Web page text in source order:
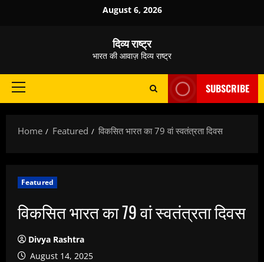
August 6, 2026
दिव्य राष्ट्र
भारत की आवाज़ दिव्य राष्ट्र
Primary
SUBSCRIBE
Home Featured विकसित भारत का 79 वां स्वतंत्रता दिवस
Featured
विकसित भारत का 79 वां स्वतंत्रता दिवस
Divya Rashtra
August 14, 2025